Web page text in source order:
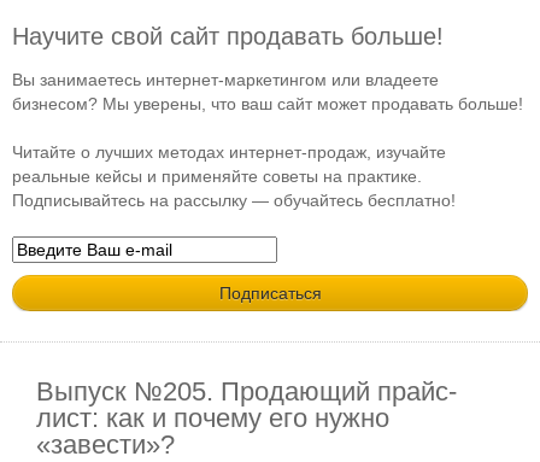
Научите свой сайт продавать больше!
Вы занимаетесь интернет-маркетингом или владеете
бизнесом? Мы уверены, что ваш сайт может продавать больше!
Читайте о лучших методах интернет-продаж, изучайте
реальные кейсы и применяйте советы на практике.
Подписывайтесь на рассылку — обучайтесь бесплатно!
Выпуск №205. Продающий прайс-
лист: как и почему его нужно
«завести»?